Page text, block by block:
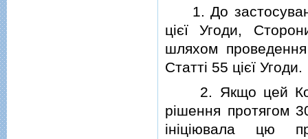
1. До
цiєї Угоди,
шляхом
Статтi 55 цiєї Угоди.
2. Якщо цей
рiшення протягом
iнiцiювала цю